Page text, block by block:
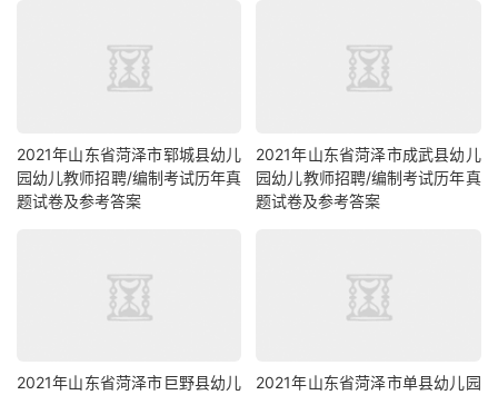
2021年山东省菏泽市郓城县幼儿
园幼儿教师招聘/编制考试历年真
题试卷及参考答案
2021年山东省菏泽市成武县幼儿
园幼儿教师招聘/编制考试历年真
题试卷及参考答案
2021年山东省菏泽市巨野县幼儿
2021年山东省菏泽市单县幼儿园